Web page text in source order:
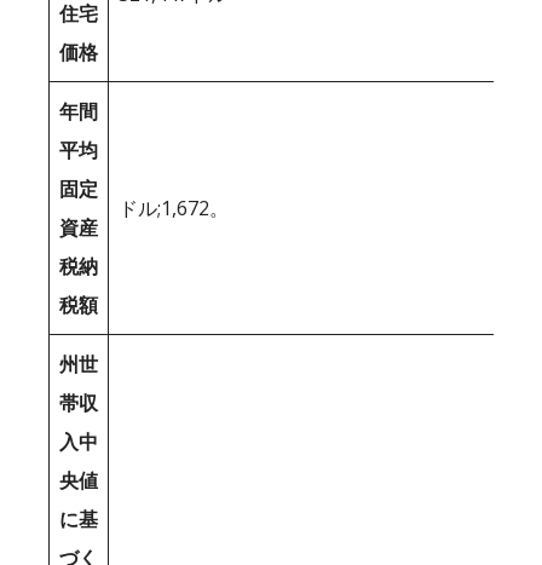
住宅
価格
年間
平均
固定
資産
税納
税額
ドル;1,672。
州世
帯収
入中
央値
に基
づく